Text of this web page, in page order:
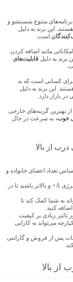
متنوع شستشو و
این برند به دلیل
است.
مانند اضافه کردن
به دلیلقابلیت‌های
کسانی است که به
این برند به دلیل
بازار دارد.
بهترین گزینه‌های خارجی
به سرعت در حال
از بالا
تعداد اعضای خانواده و
به دنبال ماشین لباسشویی‌هایی با رتبه انرژی A+ و بالاتر باشید تا در
به شما کمک کند تا
کنید.
زیادی بر کیفیت
می‌تواند به کارایی
پس از فروش و گارانتی
بالا